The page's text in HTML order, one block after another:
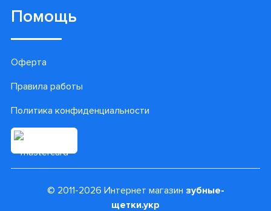
Помощь
Оферта
Правила работы
Политика конфиденциальности
© 2011-2026 Интернет магазин зубные-
щетки.укр